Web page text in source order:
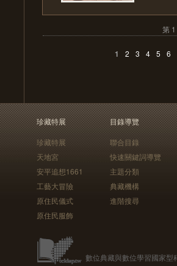
第
1 2 3 4 5 6
珍藏特展
珍藏特展
天地宮
安平追想1661
工藝大冒險
原住民儀式
原住民服飾
目錄導覽
聯合目錄
快速關鍵詞導覽
主題分類
典藏機構
進階搜尋
數位典藏與數位學習國家